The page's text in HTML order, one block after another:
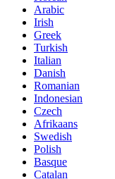
Arabic
Irish
Greek
Turkish
Italian
Danish
Romanian
Indonesian
Czech
Afrikaans
Swedish
Polish
Basque
Catalan